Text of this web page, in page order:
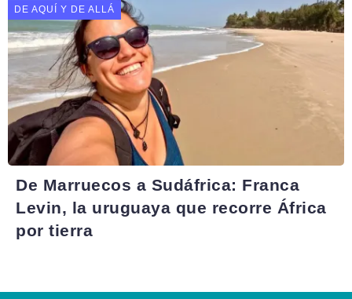
DE AQUÍ Y DE ALLÁ
De Marruecos a Sudáfrica: Franca
Levin, la uruguaya que recorre África
por tierra